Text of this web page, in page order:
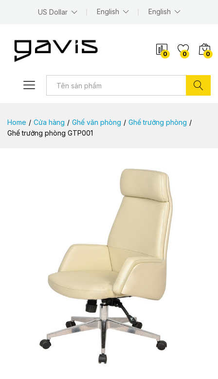
US Dollar English English
0 0 0
Home / Cửa hàng / Ghế văn phòng / Ghế trưởng phòng /
Ghế trưởng phòng GTP001